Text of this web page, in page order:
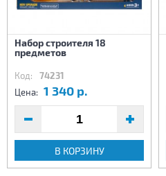
Набор строителя 18
предметов
Код: 74231
Цена: 1 340 р.
В КОРЗИНУ